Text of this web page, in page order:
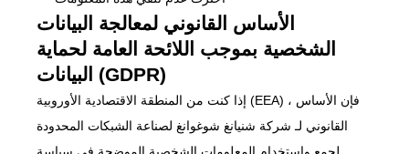
الأساس القانوني لمعالجة البيانات
الشخصية بموجب اللائحة العامة لحماية
البيانات (GDPR)
إذا كنت من المنطقة الاقتصادية الأوروبية (EEA) ، فإن الأساس
القانوني لـ شركة شنيانغ شوغوانغ لصناعة الشبكات المحدودة